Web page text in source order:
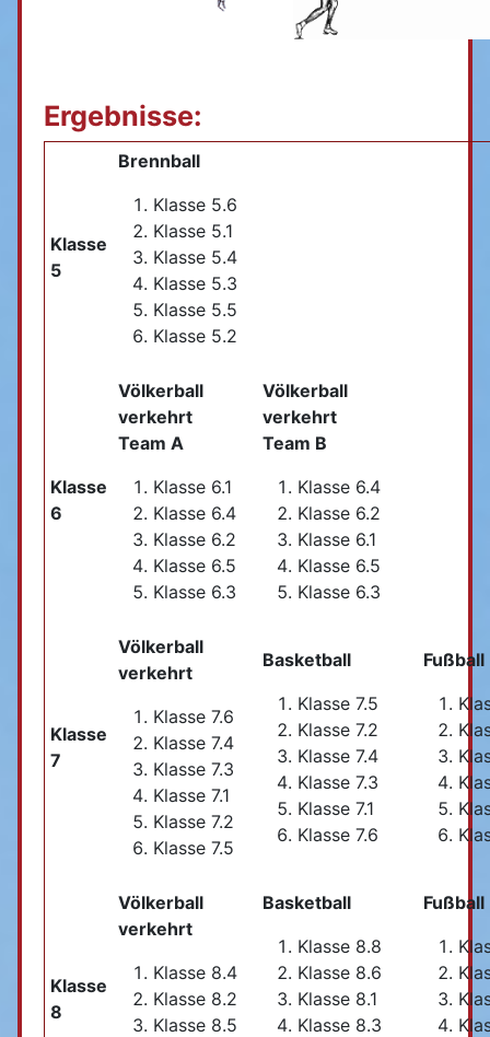
Ergebnisse:
Klasse
5
Brennball
Klasse 5.6
Klasse 5.1
Klasse 5.4
Klasse 5.3
Klasse 5.5
Klasse 5.2
Klasse
6
Völkerball
verkehrt
Team A
Klasse 6.1
Klasse 6.4
Klasse 6.2
Klasse 6.5
Klasse 6.3
Völkerball
verkehrt
Team B
Klasse 6.4
Klasse 6.2
Klasse 6.1
Klasse 6.5
Klasse 6.3
Klasse
7
Völkerball
verkehrt
Klasse 7.6
Klasse 7.4
Klasse 7.3
Klasse 7.1
Klasse 7.2
Klasse 7.5
Basketball
Klasse 7.5
Klasse 7.2
Klasse 7.4
Klasse 7.3
Klasse 7.1
Klasse 7.6
Klasse
8
Völkerball
verkehrt
Klasse 8.4
Klasse 8.2
Klasse 8.5
Basketball
Klasse 8.8
Klasse 8.6
Klasse 8.1
Klasse 8.3
Fußball